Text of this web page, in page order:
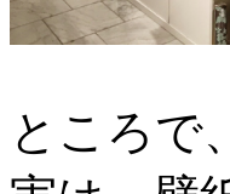
ところで